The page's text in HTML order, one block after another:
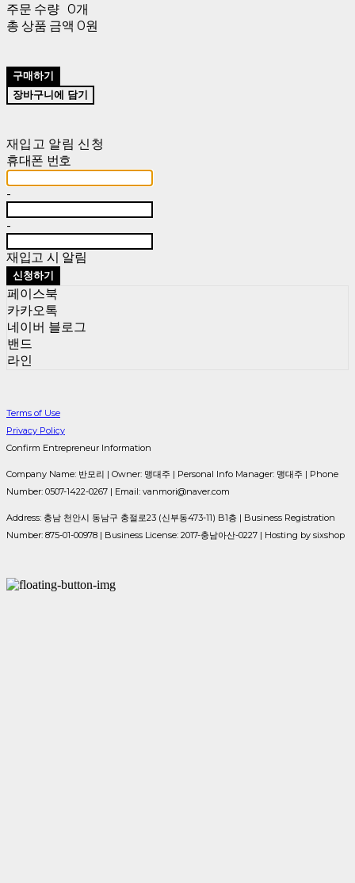
주문 수량 0개
총 상품 금액 0원
구매하기
장바구니에 담기
재입고 알림 신청
휴대폰 번호
-
-
재입고 시 알림
신청하기
페이스북
카카오톡
네이버 블로그
밴드
라인
Terms of Use
Privacy Policy
Confirm Entrepreneur Information
Company Name: 반모리 | Owner: 맹대주 | Personal Info Manager: 맹대주 | Phone
Number: 0507-1422-0267 | Email: vanmori@naver.com
Address: 충남 천안시 동남구 충절로23 (신부동473-11) B1층 | Business Registration
Number: 875-01-00978 | Business License: 2017-충남아산-0227 | Hosting by sixshop